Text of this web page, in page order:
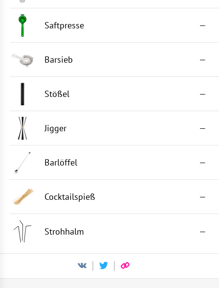
Saftpresse —
Barsieb —
Stößel —
Jigger —
Barlöffel —
Cocktailspieß —
Strohhalm —